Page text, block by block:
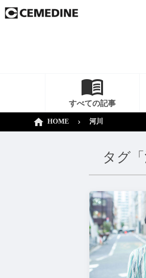
すべての記事
HOME 河川
タグ